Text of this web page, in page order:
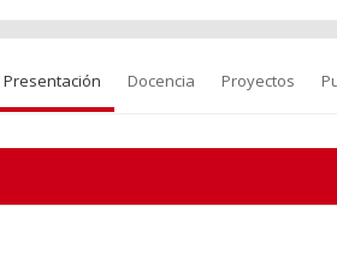
Presentación Docencia Proyectos